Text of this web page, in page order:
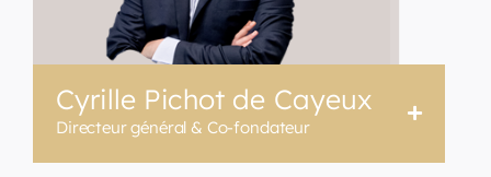
Cyrille Pichot de Cayeux
Directeur général & Co-fondateur